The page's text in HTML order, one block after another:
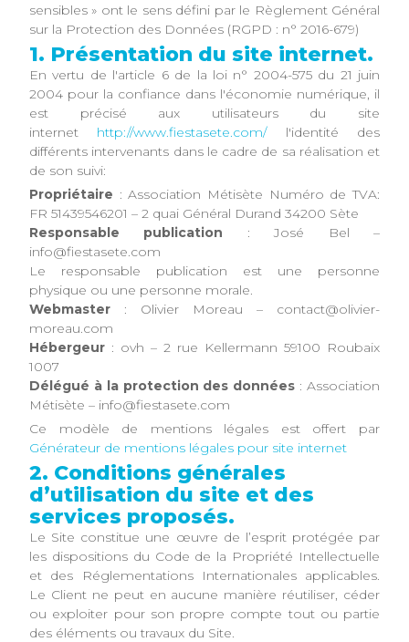
sensibles » ont le sens défini par le Règlement Général
sur la Protection des Données (RGPD : n° 2016-679)
1. Présentation du site internet.
En vertu de l'article 6 de la loi n° 2004-575 du 21 juin
2004 pour la confiance dans l'économie numérique, il
est précisé aux utilisateurs du site
internet http://www.fiestasete.com/l'identité des
différents intervenants dans le cadre de sa réalisation et
de son suivi:
Propriétaire : Association Métisète Numéro de TVA:
FR 51439546201 – 2 quai Général Durand 34200 Sète
Responsable publication : José Bel –
info@fiestasete.com
Le responsable publication est une personne
physique ou une personne morale.
Webmaster : Olivier Moreau – contact@olivier-
moreau.com
Hébergeur : ovh – 2 rue Kellermann 59100 Roubaix
1007
Délégué à la protection des données : Association
Métisète – info@fiestasete.com
Ce modèle de mentions légales est offert par
Générateur de mentions légales pour site internet
2. Conditions générales
d’utilisation du site et des
services proposés.
Le Site constitue une œuvre de l’esprit protégée par
les dispositions du Code de la Propriété Intellectuelle
et des Réglementations Internationales applicables.
Le Client ne peut en aucune manière réutiliser, céder
ou exploiter pour son propre compte tout ou partie
des éléments ou travaux du Site.